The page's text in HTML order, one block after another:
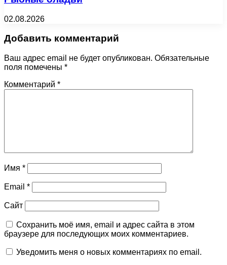
02.08.2026
Добавить комментарий
Ваш адрес email не будет опубликован. Обязательные
поля помечены *
Комментарий *
Имя *
Email *
Сайт
Сохранить моё имя, email и адрес сайта в этом
браузере для последующих моих комментариев.
Уведомить меня о новых комментариях по email.